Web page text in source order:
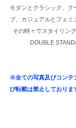
モダンとクラシック、
ブ、カジュアルとフェ
その時々でスタイリン
DOUBLE
※全ての写真及びコンテ
び転載は禁止しておりま